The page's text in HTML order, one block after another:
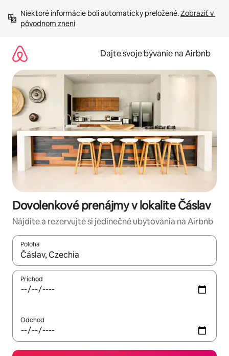
obsah.
Niektoré informácie boli automaticky preložené. Zobraziť v
pôvodnom znení
Dajte svoje bývanie na Airbnb
Dovolenkové prenájmy v lokalite Čáslav
Nájdite a rezervujte si jedinečné ubytovania na Airbnb
Poloha
Keď budú výsledky k dispozícii, môžete si ich prechádzať
Príchod
Odchod